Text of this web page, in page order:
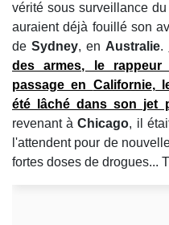
vérité sous surveillance du
auraient déjà fouillé son
deSydney, en Australie.
des armes, le rappeur
passage en Californie,
été lâché dans son jet
revenant àChicago, il
l'attendent pour de
fortes doses de drogues...